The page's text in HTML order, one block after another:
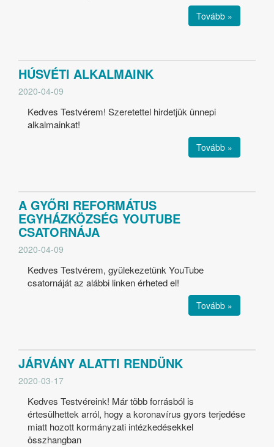
Tovább »
HÚSVÉTI ALKALMAINK
2020-04-09
Kedves Testvérem! Szeretettel hirdetjük ünnepi
alkalmainkat!
Tovább »
A GYŐRI REFORMÁTUS
EGYHÁZKÖZSÉG YOUTUBE
CSATORNÁJA
2020-04-09
Kedves Testvérem, gyülekezetünk YouTube
csatornáját az alábbi linken érheted el!
Tovább »
JÁRVÁNY ALATTI RENDÜNK
2020-03-17
Kedves Testvéreink! Már több forrásból is
értesülhettek arról, hogy a koronavírus gyors terjedése
miatt hozott kormányzati intézkedésekkel
összhangban